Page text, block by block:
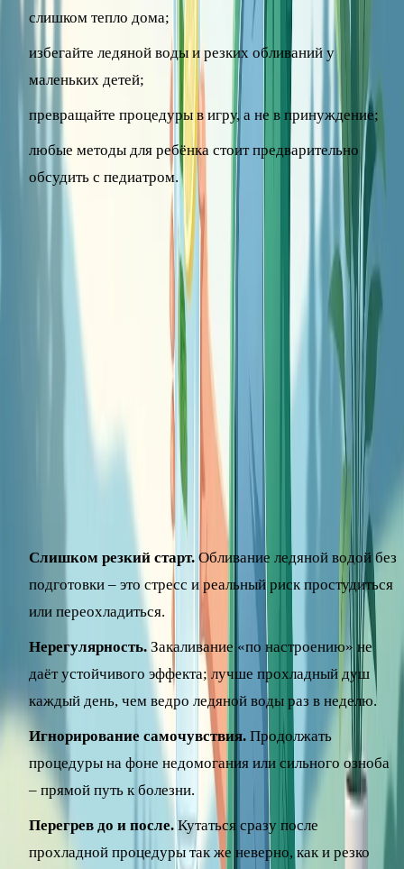
слишком тепло дома;
избегайте ледяной воды и резких обливаний у
маленьких детей;
превращайте процедуры в игру, а не в принуждение;
любые методы для ребёнка стоит предварительно
обсудить с педиатром.
Закаливание ребёнка особенно эффективно как часть
общего здорового образа жизни, а не как отдельная
Частые ошибки и реалистичные
Многие бросают закаливание, потому что ждут
высокую нагрузку. Чтобы этого избежать, держите в
голове несколько типичных ошибок.
Слишком резкий старт. Обливание ледяной водой без
подготовки – это стресс и реальный риск простудиться
или переохладиться.
Нерегулярность. Закаливание «по настроению» не
даёт устойчивого эффекта; лучше прохладный душ
каждый день, чем ведро ледяной воды раз в неделю.
Игнорирование самочувствия. Продолжать
процедуры на фоне недомогания или сильного озноба
– прямой путь к болезни.
Перегрев до и после. Кутаться сразу после
прохладной процедуры так же неверно, как и резко